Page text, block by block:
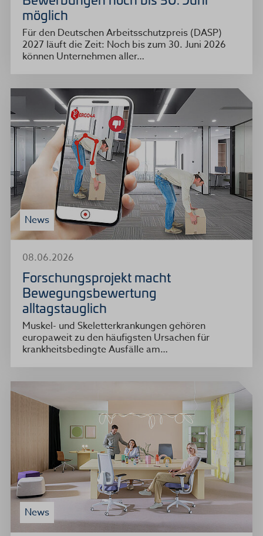
möglich
Für den Deutschen Arbeitsschutzpreis (DASP)
2027 läuft die Zeit: Noch bis zum 30. Juni 2026
können Unternehmen aller…
News
08.06.2026
Forschungsprojekt macht
Bewegungsbewertung
alltagstauglich
Muskel- und Skeletterkrankungen gehören
europaweit zu den häufigsten Ursachen für
krankheitsbedingte Ausfälle am…
News